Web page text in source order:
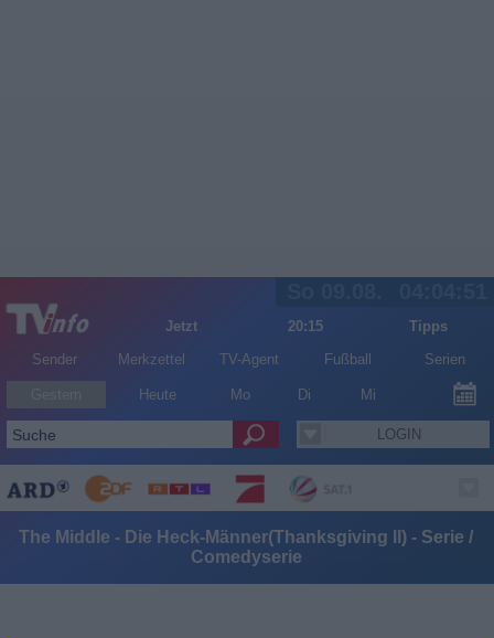
Jetzt 20:15
Tipps
Sender
Merkzettel TV-Agent Fußball Serien
Heute Mo Di Mi
LOGIN
The Middle - Die Heck-Männer(Thanksgiving ll) - Serie /
Comedyserie